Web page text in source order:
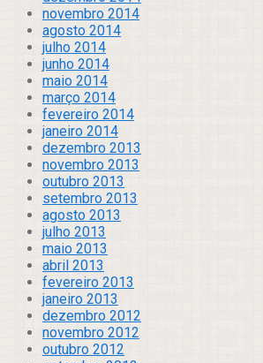
novembro 2014
agosto 2014
julho 2014
junho 2014
maio 2014
março 2014
fevereiro 2014
janeiro 2014
dezembro 2013
novembro 2013
outubro 2013
setembro 2013
agosto 2013
julho 2013
maio 2013
abril 2013
fevereiro 2013
janeiro 2013
dezembro 2012
novembro 2012
outubro 2012